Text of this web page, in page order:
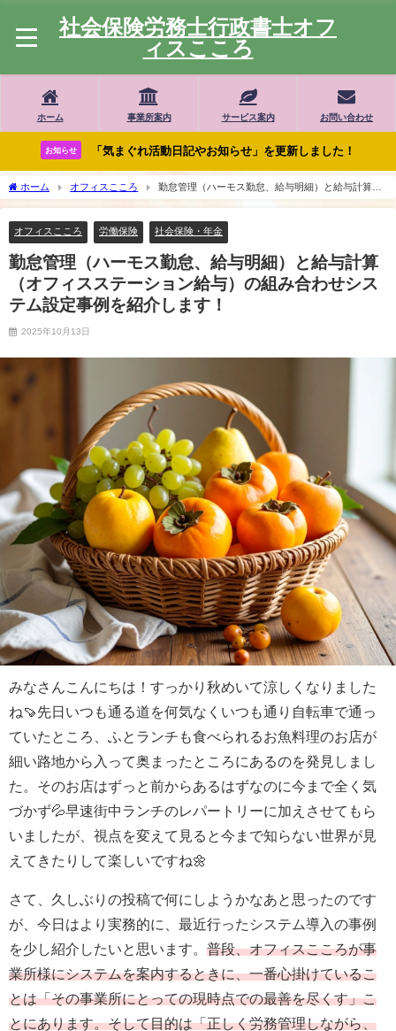
社会保険労務士行政書士オフ
ィスこころ
ホーム 事業所案内 サービス案内 お問い合わせ
お知らせ 「気まぐれ活動日記やお知らせ」を更新しました！
ホーム オフィスこころ
勤怠管理（ハーモス勤怠、給与明細）と給与計算
（オフィスステーション給与）の組み合わせシステム設定事例を紹介します！
オフィスこころ 労働保険 社会保険・年金
勤怠管理（ハーモス勤怠、給与明細）と給与計算
（オフィスステーション給与）の組み合わせシス
テム設定事例を紹介します！
2025年10月13日
みなさんこんにちは！すっかり秋めいて涼しくなりました
ね🍠先日いつも通る道を何気なくいつも通り自転車で通っ
ていたところ、ふとランチも食べられるお魚料理のお店が
細い路地から入って奥まったところにあるのを発見しまし
た。そのお店はずっと前からあるはずなのに今まで全く気
づかず💦早速街中ランチのレパートリーに加えさせてもら
いましたが、視点を変えて見ると今まで知らない世界が見
えてきたりして楽しいですね🌼
さて、久しぶりの投稿で何にしようかなあと思ったのです
が、今日はより実務的に、最近行ったシステム導入の事例
を少し紹介したいと思います。 普段、オフィスこころが事
業所様にシステムを案内するときに、一番心掛けているこ
とは「その事業所にとっての現時点での最善を尽くす」こ
とにあります。そして目的は「正しく労務管理しながら、